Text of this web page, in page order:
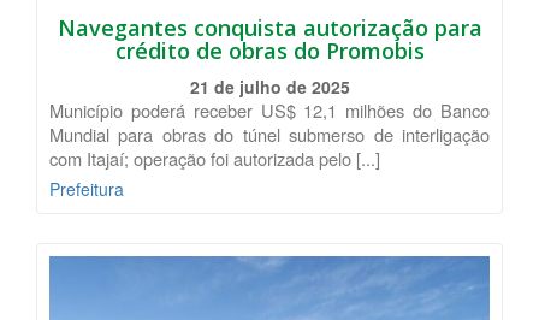
Navegantes conquista autorização para
crédito de obras do Promobis
21 de julho de 2025
Município poderá receber US$ 12,1 milhões do Banco
Mundial para obras do túnel submerso de interligação
com Itajaí; operação foi autorizada pelo [...]
Prefeitura